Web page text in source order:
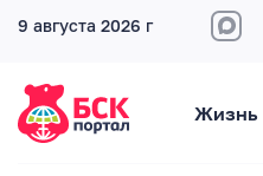
9 августа 2026 г
Жизнь